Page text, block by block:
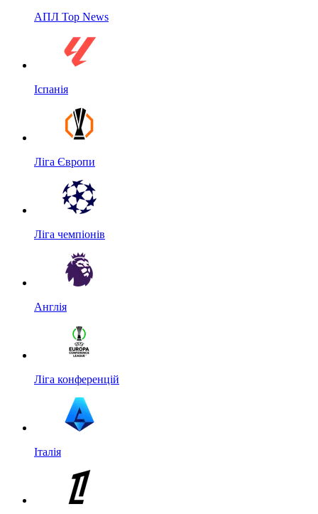
АПЛ Top News
Іспанія
Ліга Європи
Ліга чемпіонів
Англія
Ліга конференцій
Італія